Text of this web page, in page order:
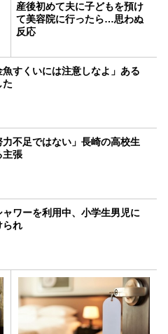
産後初めて夫に子どもを預け
て美容院に行ったら…思わぬ
反応
魚すくいには注意しなよ」ある
た
力不足ではない」長崎の高校生
張
ワーを利用中、小学生男児に
られ